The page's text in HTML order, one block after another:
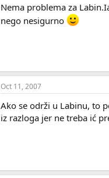
Nema problema za
nego nesigurno
Oct 11, 2007
Ako se održi u Labinu, to
iz razloga jer ne treba ić